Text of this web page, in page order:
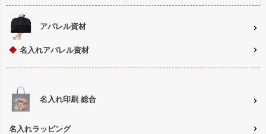
アパレル資材
◆ 名入れアパレル資材
名入れ印刷 総合
名入れラッピング